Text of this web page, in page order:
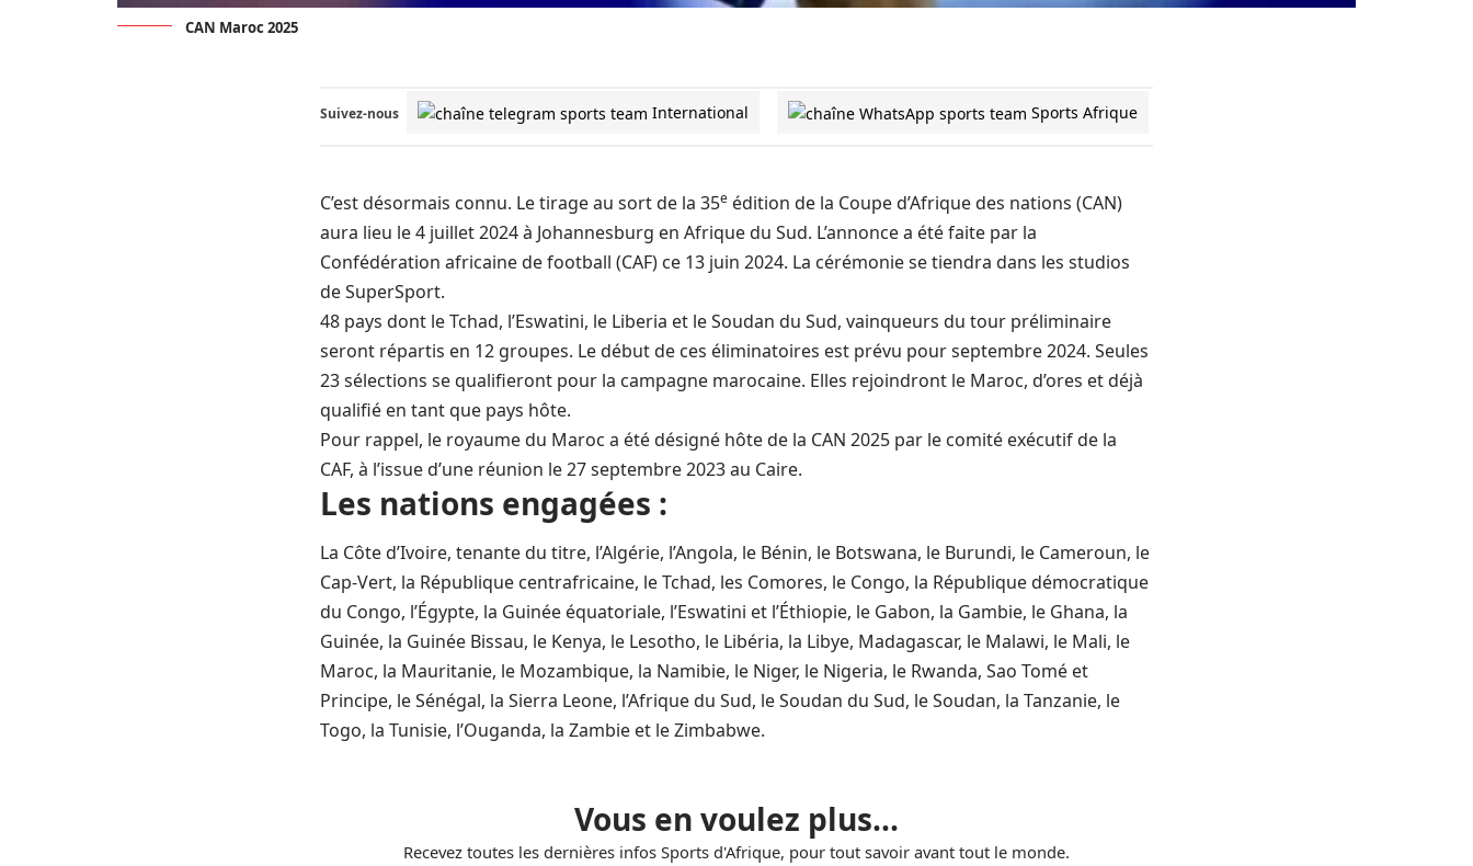
CAN Maroc 2025
Suivez-nous International Sports Afrique
C’est désormais connu. Le tirage au sort de la 35e édition de la Coupe d’Afrique des nations (CAN)
aura lieu le 4 juillet 2024 à Johannesburg en Afrique du Sud. L’annonce a été faite par la
Confédération africaine de football (CAF) ce 13 juin 2024. La cérémonie se tiendra dans les studios
de SuperSport.
48 pays dont le Tchad, l’Eswatini, le Liberia et le Soudan du Sud, vainqueurs du tour préliminaire
seront répartis en 12 groupes. Le début de ces éliminatoires est prévu pour septembre 2024. Seules
23 sélections se qualifieront pour la campagne marocaine. Elles rejoindront le Maroc, d’ores et déjà
qualifié en tant que pays hôte.
Pour rappel, le royaume du Maroc a été désigné hôte de la CAN 2025 par le comité exécutif de la
CAF, à l’issue d’une réunion le 27 septembre 2023 au Caire.
Les nations engagées :
La Côte d’Ivoire, tenante du titre, l’Algérie, l’Angola, le Bénin, le Botswana, le Burundi, le Cameroun, le
Cap-Vert, la République centrafricaine, le Tchad, les Comores, le Congo, la République démocratique
du Congo, l’Égypte, la Guinée équatoriale, l’Eswatini et l’Éthiopie, le Gabon, la Gambie, le Ghana, la
Guinée, la Guinée Bissau, le Kenya, le Lesotho, le Libéria, la Libye, Madagascar, le Malawi, le Mali, le
Maroc, la Mauritanie, le Mozambique, la Namibie, le Niger, le Nigeria, le Rwanda, Sao Tomé et
Principe, le Sénégal, la Sierra Leone, l’Afrique du Sud, le Soudan du Sud, le Soudan, la Tanzanie, le
Togo, la Tunisie, l’Ouganda, la Zambie et le Zimbabwe.
Vous en voulez plus...
Recevez toutes les dernières infos Sports d'Afrique, pour tout savoir avant tout le monde.